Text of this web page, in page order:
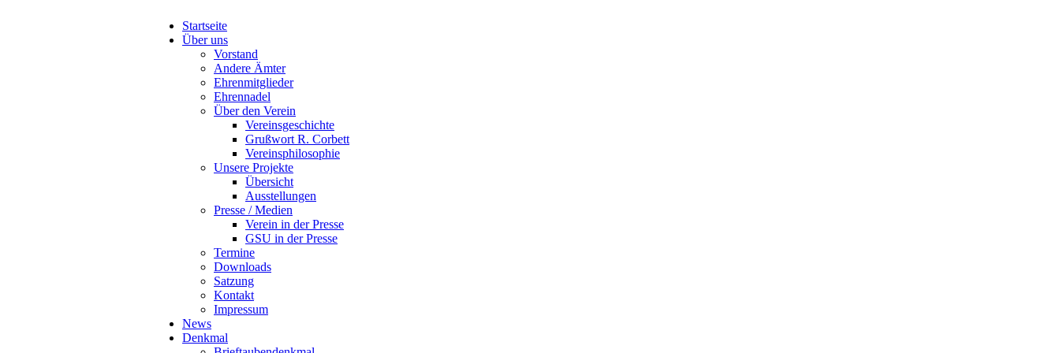
Startseite
Über uns
Vorstand
Andere Ämter
Ehrenmitglieder
Ehrennadel
Über den Verein
Vereinsgeschichte
Grußwort R. Corbett
Vereinsphilosophie
Unsere Projekte
Übersicht
Ausstellungen
Presse / Medien
Verein in der Presse
GSU in der Presse
Termine
Downloads
Satzung
Kontakt
Impressum
News
Denkmal